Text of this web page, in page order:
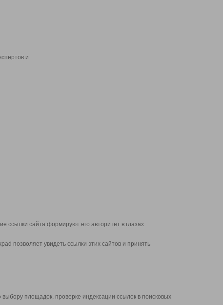
и
ссылки сайта формируют его авторитет в глазах
позволяет увидеть ссылки этих сайтов и принять
площадок, проверке индексации ссылок в поисковых